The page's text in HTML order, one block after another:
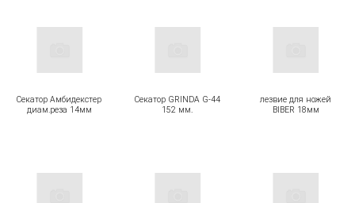
Секатор Амбидекстер
диам.реза 14мм
Секатор GRINDA G-44
152 мм.
лезвие для ножей
BIBER 18мм